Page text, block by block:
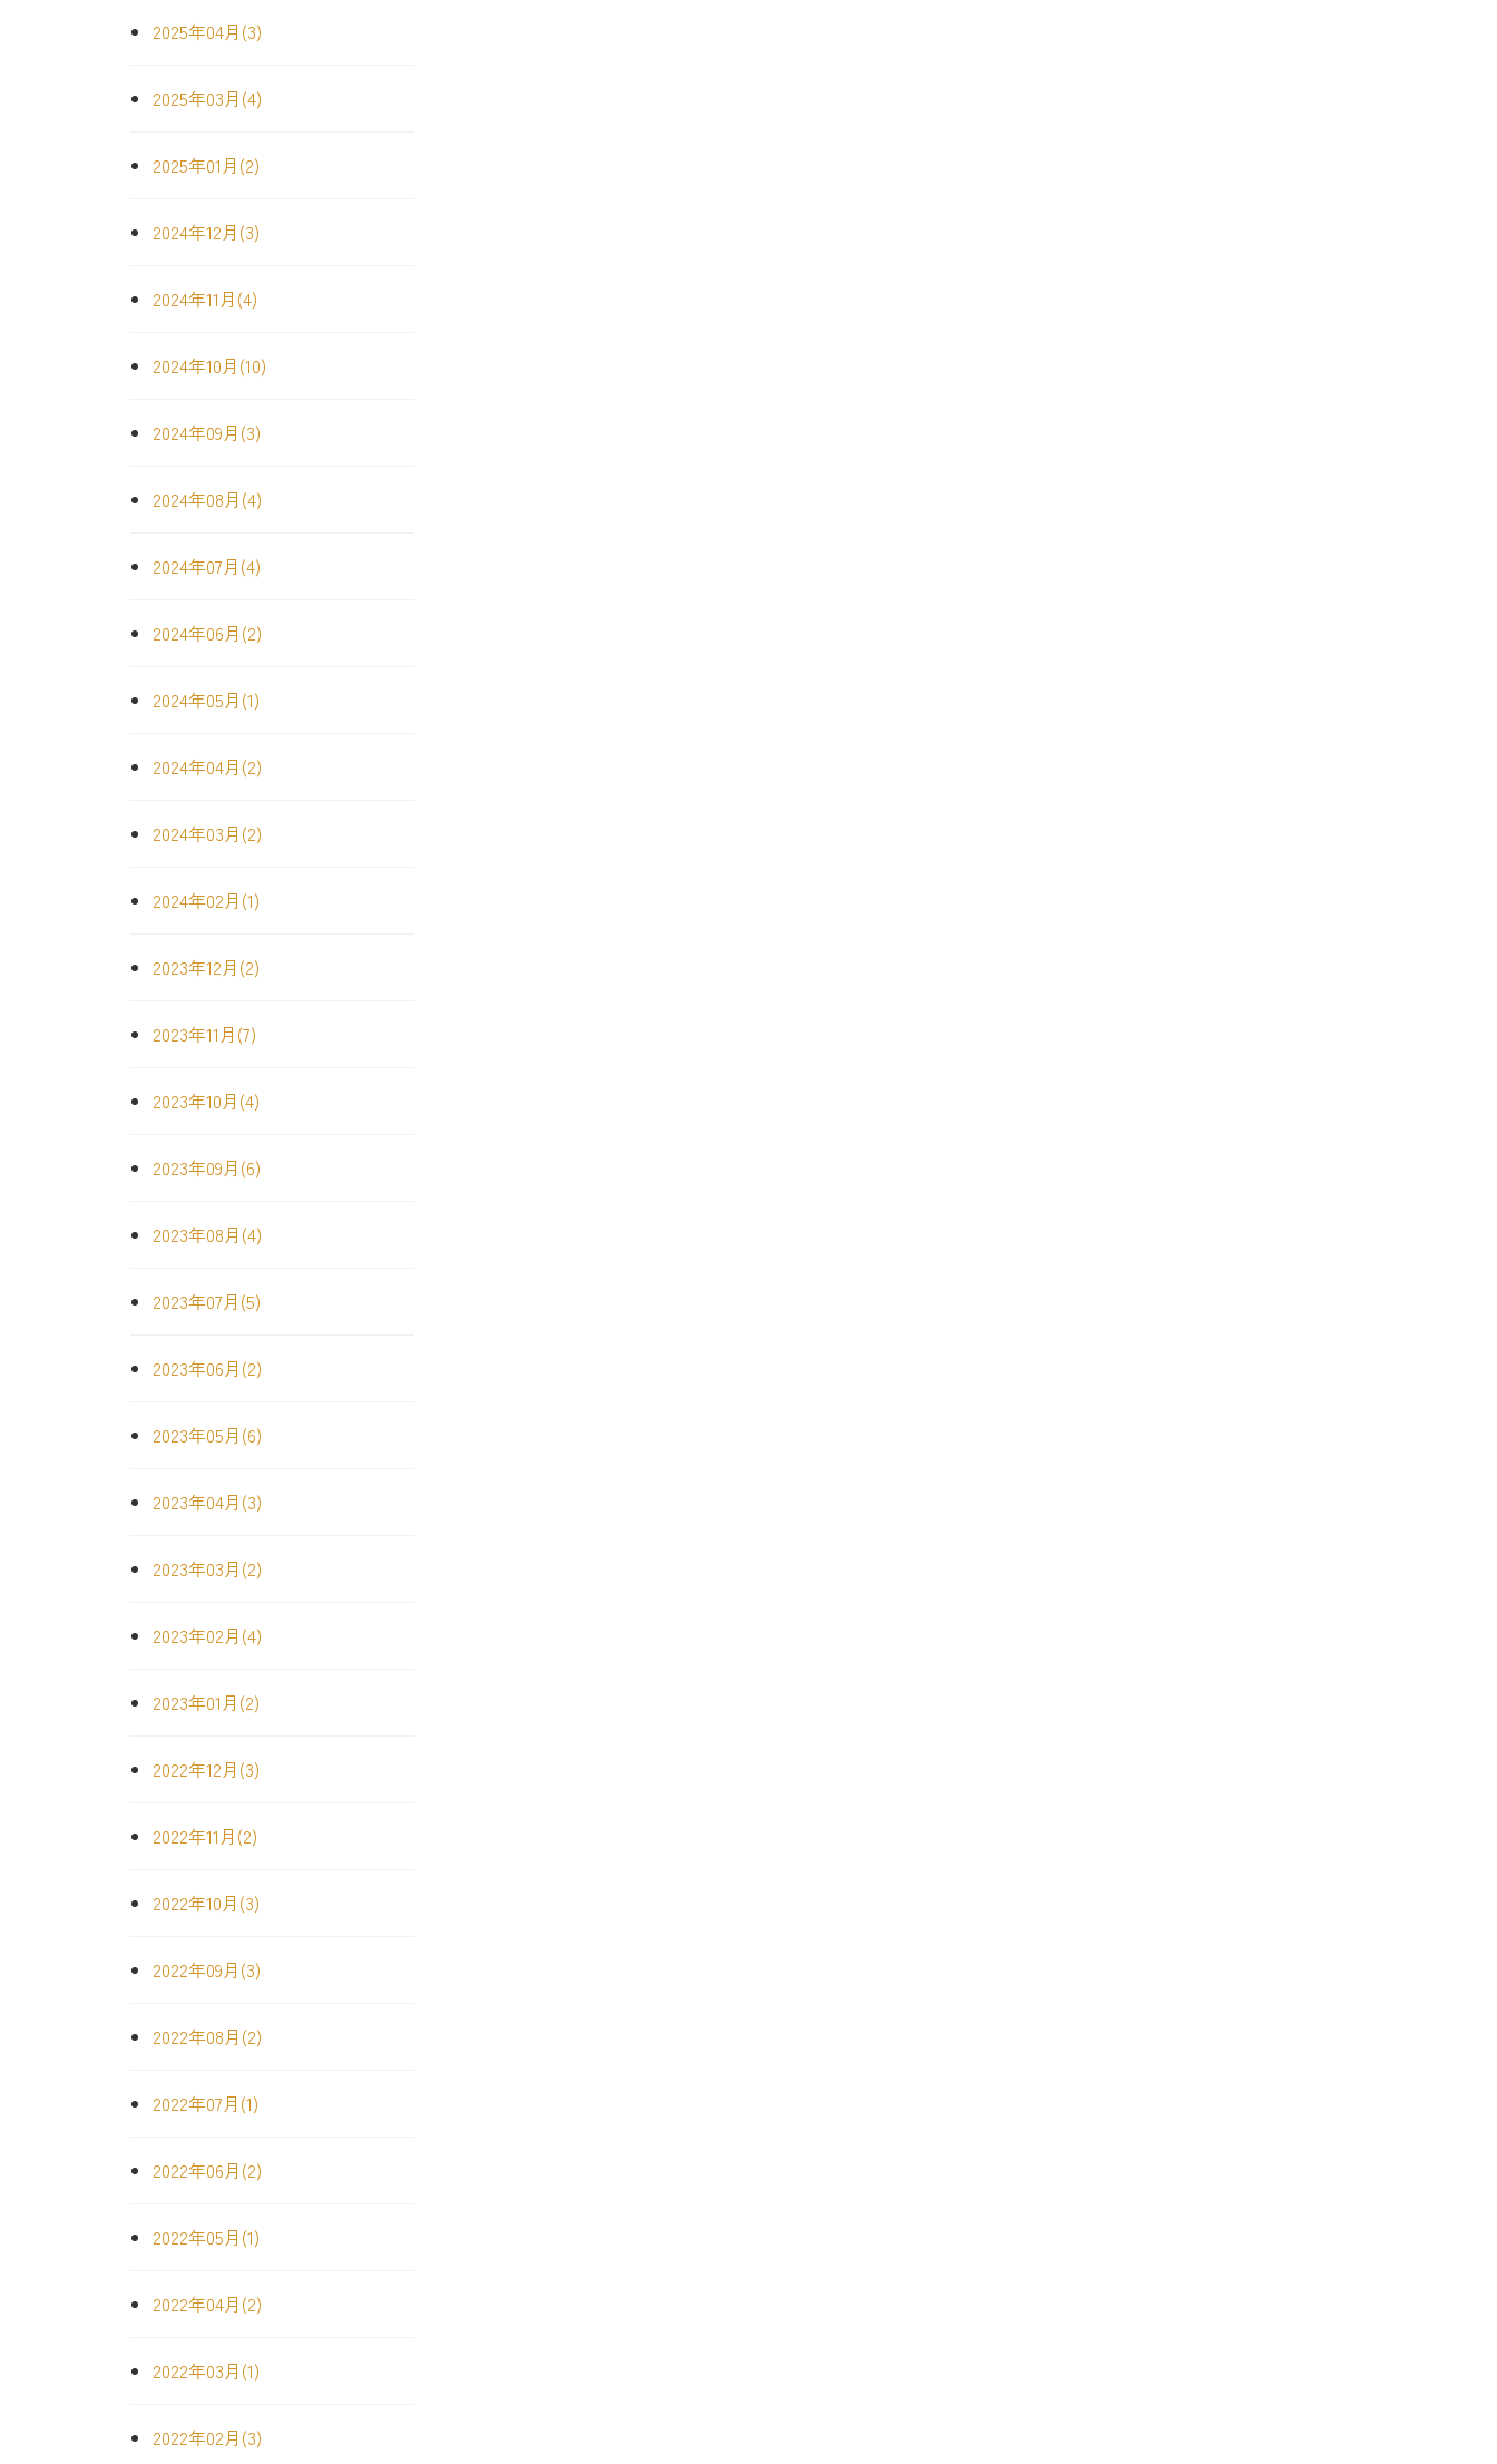
2025年04月(3)
2025年03月(4)
2025年01月(2)
2024年12月(3)
2024年11月(4)
2024年10月(10)
2024年09月(3)
2024年08月(4)
2024年07月(4)
2024年06月(2)
2024年05月(1)
2024年04月(2)
2024年03月(2)
2024年02月(1)
2023年12月(2)
2023年11月(7)
2023年10月(4)
2023年09月(6)
2023年08月(4)
2023年07月(5)
2023年06月(2)
2023年05月(6)
2023年04月(3)
2023年03月(2)
2023年02月(4)
2023年01月(2)
2022年12月(3)
2022年11月(2)
2022年10月(3)
2022年09月(3)
2022年08月(2)
2022年07月(1)
2022年06月(2)
2022年05月(1)
2022年04月(2)
2022年03月(1)
2022年02月(3)